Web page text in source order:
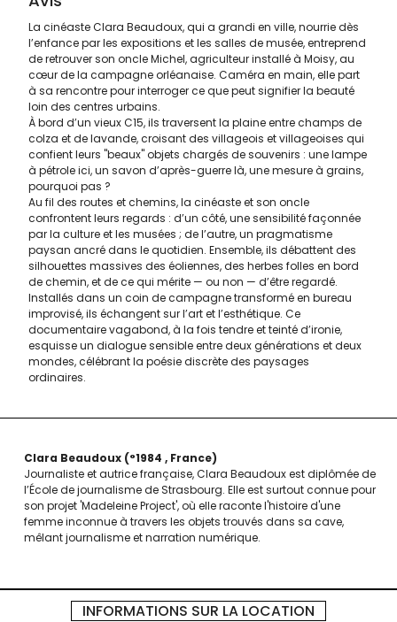
La cinéaste Clara Beaudoux, qui a grandi en ville, nourrie dès
l’enfance par les expositions et les salles de musée, entreprend
de retrouver son oncle Michel, agriculteur installé à Moisy, au
cœur de la campagne orléanaise. Caméra en main, elle part
à sa rencontre pour interroger ce que peut signifier la beauté
loin des centres urbains.
À bord d’un vieux C15, ils traversent la plaine entre champs de
colza et de lavande, croisant des villageois et villageoises qui
confient leurs "beaux" objets chargés de souvenirs : une lampe
à pétrole ici, un savon d’après-guerre là, une mesure à grains,
pourquoi pas ?
Au fil des routes et chemins, la cinéaste et son oncle
confrontent leurs regards : d’un côté, une sensibilité façonnée
par la culture et les musées ; de l’autre, un pragmatisme
paysan ancré dans le quotidien. Ensemble, ils débattent des
silhouettes massives des éoliennes, des herbes folles en bord
de chemin, et de ce qui mérite — ou non — d’être regardé.
Installés dans un coin de campagne transformé en bureau
improvisé, ils échangent sur l’art et l’esthétique. Ce
documentaire vagabond, à la fois tendre et teinté d’ironie,
esquisse un dialogue sensible entre deux générations et deux
mondes, célébrant la poésie discrète des paysages
ordinaires.
Clara Beaudoux °1984
France
Journaliste et autrice française, Clara Beaudoux est diplômée de
l’École de journalisme de Strasbourg. Elle est surtout connue pour
son projet 'Madeleine Project', où elle raconte l'histoire d'une
femme inconnue à travers les objets trouvés dans sa cave,
mêlant journalisme et narration numérique.
INFORMATIONS SUR LA LOCATION